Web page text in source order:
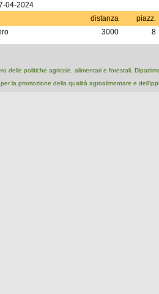
04-2024
distanza
piazz.
3000 8
delle politiche agricole, alimentari e forestali,
la promozione della qualità agroalimentare e